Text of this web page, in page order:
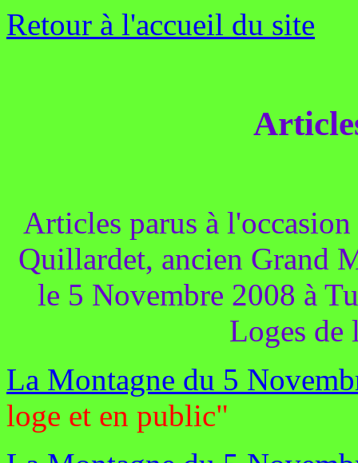
Retour à l'accueil du site
Articles parus à
Quillardet, ancien Grand
le 5 Novembre 2008 à
Loges de
La Montagne du 5
loge et en public"